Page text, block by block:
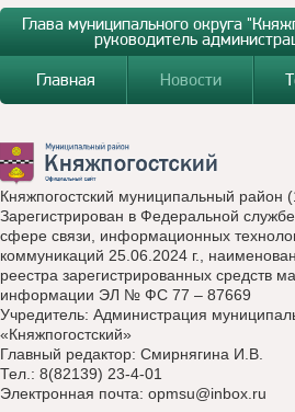
Глава муниципального округа
руководитель
Главная
Новости
Княжпогостский муниципальный район
Зарегистрирован в Федеральной
сфере связи, информационных
коммуникаций 25.06.2024 г.,
реестра зарегистрированных средств
информации ЭЛ № ФС 77 – 87669
Учредитель: Администрация
«Княжпогостский»
Главный редактор: Смирнягина И.В.
Тел.: 8(82139) 23-4-01
Электронная почта: opmsu@inbox.ru